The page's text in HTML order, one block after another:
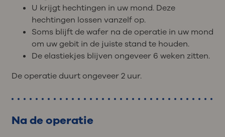
U krijgt hechtingen in uw mond. Deze
hechtingen lossen vanzelf op.
Soms blijft de wafer na de operatie in uw mond
om uw gebit in de juiste stand te houden.
De elastiekjes blijven ongeveer 6 weken zitten.
De operatie duurt ongeveer 2 uur.
Na de operatie